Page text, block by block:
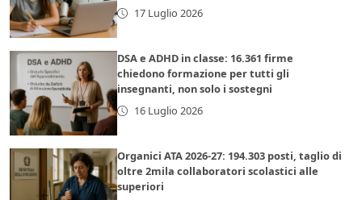
17 Luglio 2026
DSA e ADHD in classe: 16.361 firme
chiedono formazione per tutti gli
insegnanti, non solo i sostegni
16 Luglio 2026
Organici ATA 2026-27: 194.303 posti, taglio di
oltre 2mila collaboratori scolastici alle
superiori